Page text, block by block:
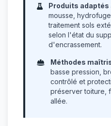
Produits adaptés
mousse,
traitement sols
selon l'état du
d'encrassement.
Méthodes
basse pression,
contrôlé et
préserver toiture,
allée.